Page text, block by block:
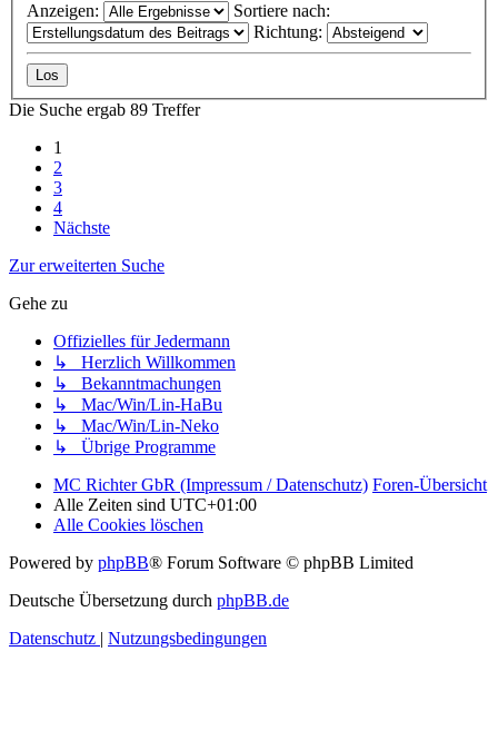
Anzeigen:
Sortiere nach:
Richtung:
Die Suche ergab 89 Treffer
1
2
3
4
Nächste
Zur erweiterten Suche
Gehe zu
Offizielles für Jedermann
↳ Herzlich Willkommen
↳ Bekanntmachungen
↳ Mac/Win/Lin-HaBu
↳ Mac/Win/Lin-Neko
↳ Übrige Programme
MC Richter GbR (Impressum / Datenschutz) Foren-Übersicht
Alle Zeiten sind UTC+01:00
Alle Cookies löschen
Powered by phpBB® Forum Software © phpBB Limited
Deutsche Übersetzung durch phpBB.de
Datenschutz
Nutzungsbedingungen